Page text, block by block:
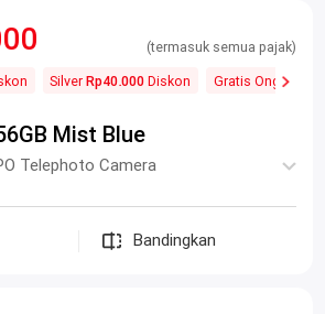
(termasuk semua pajak)
SilverRp40.000 Diskon Gratis Ongkos
Mist Blue
Telephoto Camera
Bandingkan